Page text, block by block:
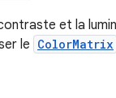
et la
le ColorMatrix